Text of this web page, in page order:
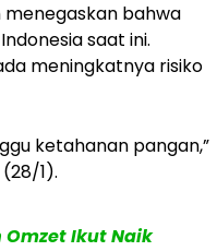
bahwa
saat ini.
meningkatnya risiko
ketahanan pangan,”
1).
Ikut Naik